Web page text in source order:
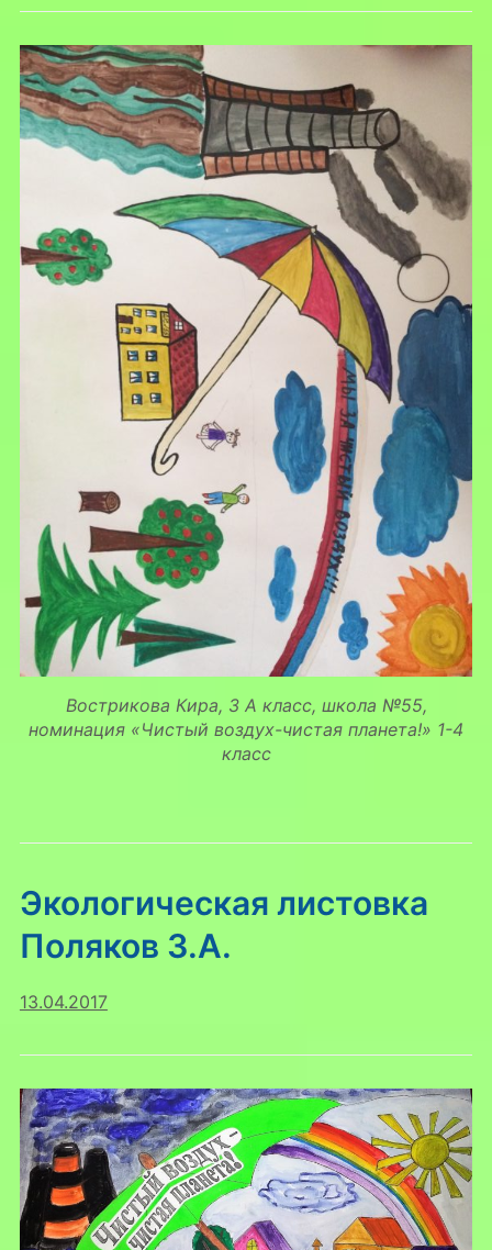
Вострикова Кира, 3 А класс, школа №55,
номинация «Чистый воздух-чистая планета!» 1-4
класс
Экологическая листовка
Поляков 3.А.
13.04.2017